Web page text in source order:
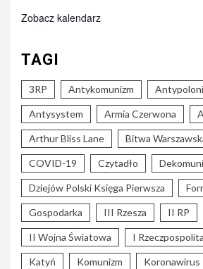
Zobacz kalendarz
TAGI
3RP Antykomunizm
Antysystem Armia Czerwona
Arthur Bliss Lane Bitwa
COVID-19 Czytadło
Dziejów Polski Księga Pierwsza
Gospodarka III Rzesza II RP
II Wojna Światowa I Rzeczpospolita
Katyń Komunizm Koronawirus